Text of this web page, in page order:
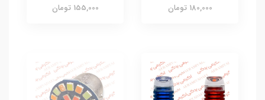
180,000 تومان
155,000 تومان